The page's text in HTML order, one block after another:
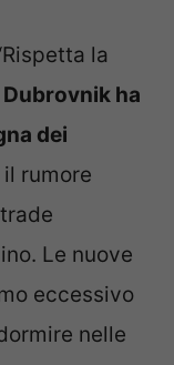
la
ha
dei
rumore
Le nuove
eccessivo
nelle